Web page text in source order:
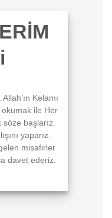
Kelamı
okumak ile Her
başlarız.
yaparız.
misafirler
davet ederiz.